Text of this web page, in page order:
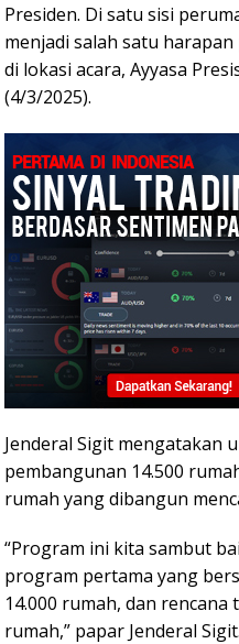
Presiden. Di satu sisi
menjadi salah satu
di lokasi acara, Ayyasa
(4/3/2025).
Jenderal Sigit mengatakan
pembangunan 14.500
rumah yang dibangun
“Program ini kita sambut
program pertama yang
14.000 rumah, dan rencana
rumah,” papar Jenderal Sigit.